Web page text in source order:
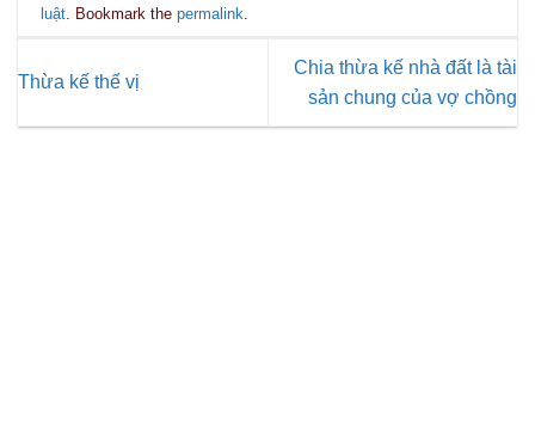
luật. Bookmark thepermalink.
Thừa kế thế vị
Chia thừa kế nhà đất là tài
sản chung của vợ chồng